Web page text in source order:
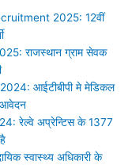
2025: 12वीं
राजस्थान ग्राम सेवक
आईटीबीपी मे मेडिकल
आवेदन
रेल्वे अप्रेन्टिस के 1377
स्वास्थ्य अधिकारी के